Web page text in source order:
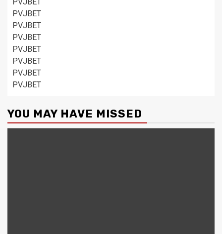
PVJBET
PVJBET
PVJBET
PVJBET
PVJBET
PVJBET
PVJBET
YOU MAY HAVE MISSED